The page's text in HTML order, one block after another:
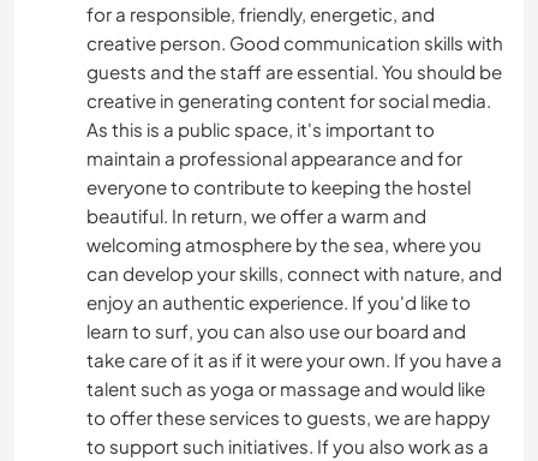
for a responsible, friendly, energetic, and
creative person. Good communication skills with
guests and the staff are essential. You should be
creative in generating content for social media.
As this is a public space, it's important to
maintain a professional appearance and for
everyone to contribute to keeping the hostel
beautiful. In return, we offer a warm and
welcoming atmosphere by the sea, where you
can develop your skills, connect with nature, and
enjoy an authentic experience. If you'd like to
learn to surf, you can also use our board and
take care of it as if it were your own. If you have a
talent such as yoga or massage and would like
to offer these services to guests, we are happy
to support such initiatives. If you also work as a